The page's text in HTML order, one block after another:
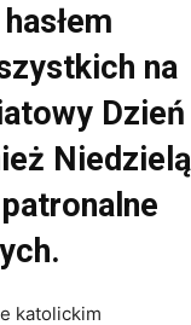
na
Dzień
Niedzielą
katolickim